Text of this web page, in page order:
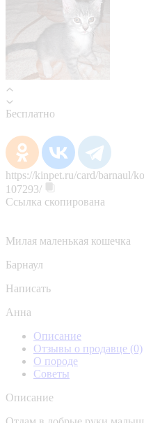
Бесплатно
https://kinpet.ru/card/barnaul/
107293/
Ссылка скопирована
Милая маленькая кошечка
Барнаул
Написать
Анна
Описание
Отзывы о продавце (0)
О породе
Советы
Описание